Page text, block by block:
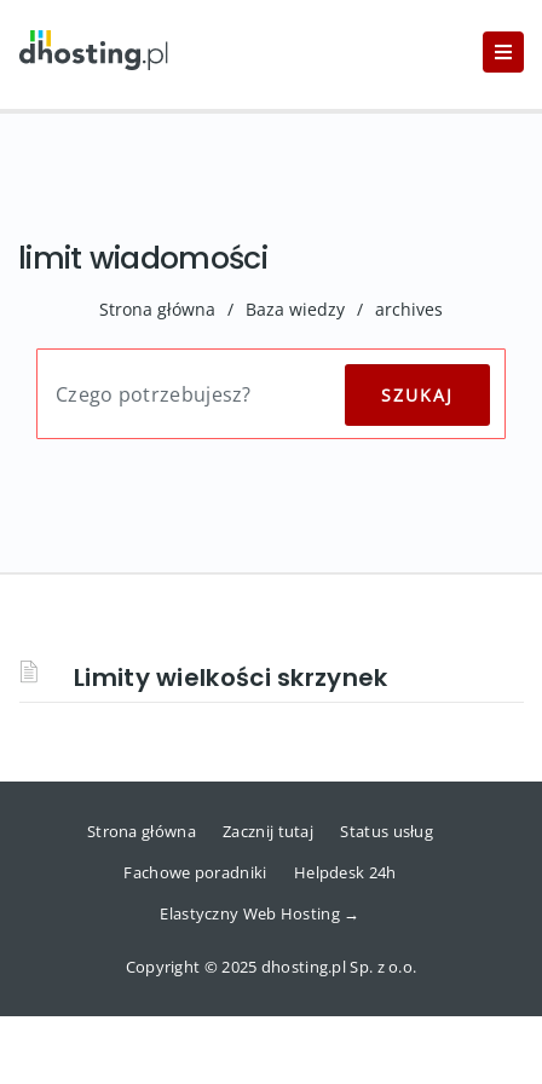
limit wiadomości
Strona główna / Baza wiedzy / archives
Limity wielkości skrzynek
Strona główna Zacznij tutaj
Status usług
Fachowe poradniki
Helpdesk 24h
Elastyczny Web Hosting →
Copyright © 2025 dhosting.pl Sp. z o.o.